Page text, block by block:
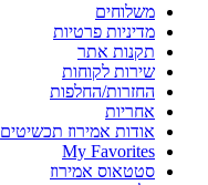
משלוחים
מדיניות פרטיות
תקנות אתר
שירות לקוחות
החזרות/החלפות
אחריות
אודות אמירוז תכשיטים
My Favorites
סטטאוס אמירוז